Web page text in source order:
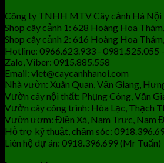
Công ty TNHH MTV Cây cảnh Hà
Shop cây cảnh 1: 628 Hoàng Hoa
Shop cây cảnh 2: 616 Hoàng Hoa
Hotline: 0966.623.933 - 0981.525.055
Zalo, Viber: 0915.885.558
Email: viet@caycanhhanoi.com
Nhà vườn: Xuân Quan, Văn Giang,
Vườn cây nội thất: Phụng Công, Văn
Vườn cây công trình: Hòa Lạc, Thạch
Vườn ươm: Điền Xá, Nam Trực, Nam
Hỗ trợ kỹ thuật, chăm sóc:
Liên hệ dự án: 0918.396.699 (Mr Tuấn)